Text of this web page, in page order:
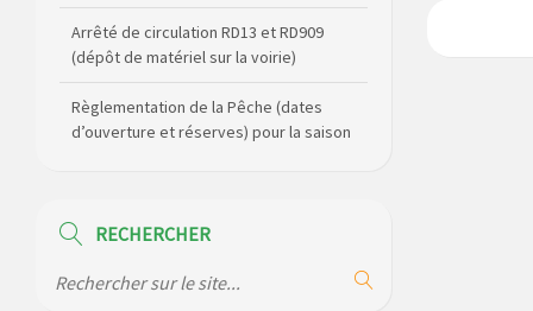
Arrêté de circulation RD13 et RD909
(dépôt de matériel sur la voirie)
Règlementation de la Pêche (dates
d’ouverture et réserves) pour la saison
Communauté Janvier à Juin
RECHERCHER